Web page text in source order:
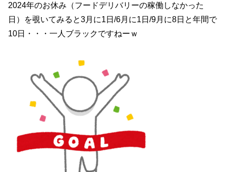
2024年のお休み（フードデリバリーの稼働しなかった
日）を覗いてみると3月に1日/6月に1日/9月に8日と年間で
10日・・・一人ブラックですねーｗ